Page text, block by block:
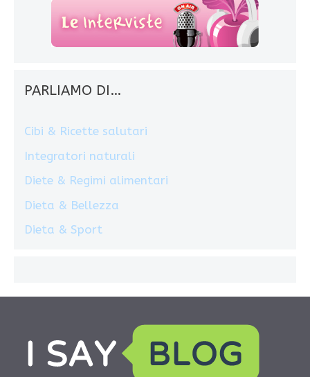
PARLIAMO DI…
Cibi & Ricette salutari
Integratori naturali
Diete & Regimi alimentari
Dieta & Bellezza
Dieta & Sport